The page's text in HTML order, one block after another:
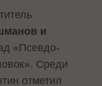
и
«Псевдо-
Среди
отметил